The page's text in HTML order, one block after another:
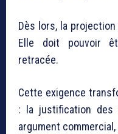
Dès lors, la
Elle doit pouvoir
retracée.
Cette exigence
: la justification des
argument